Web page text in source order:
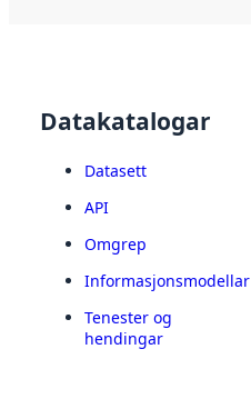
Datakatalogar
Datasett
API
Omgrep
Informasjonsmodellar
Tenester og
hendingar